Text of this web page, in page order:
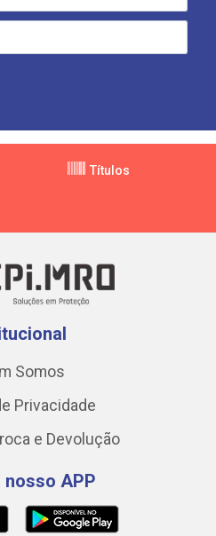
Títulos
Somos
Privacidade
e Devolução
nosso APP